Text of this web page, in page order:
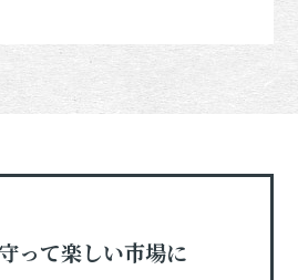
って楽しい市場に